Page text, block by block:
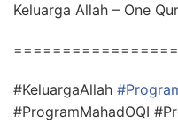
Keluarga Allah – One
#KeluargaAllah
#ProgramMahadOQI